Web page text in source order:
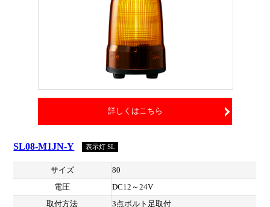
詳しくはこちら
SL08-M1JN-Y 表示灯 SL
サイズ
80
電圧
DC12～24V
取付方法
3点ボルト足取付